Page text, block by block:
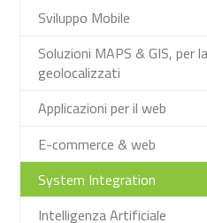
Sviluppo Mobile
Soluzioni MAPS & GIS, per
geolocalizzati
Applicazioni per il web
E-commerce & web
System Integration
Intelligenza Artificiale